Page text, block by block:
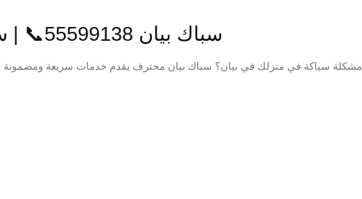
سباك بيان 55599138📞 | سباك محترف خدمة 24 ساعة
سباكة في منزلك في بيان؟ سباك بيان محترف يقدم خدمات سريعة ومضمونة